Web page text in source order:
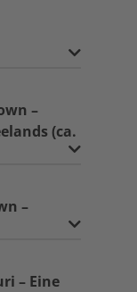
–
(ca.
–
– Eine